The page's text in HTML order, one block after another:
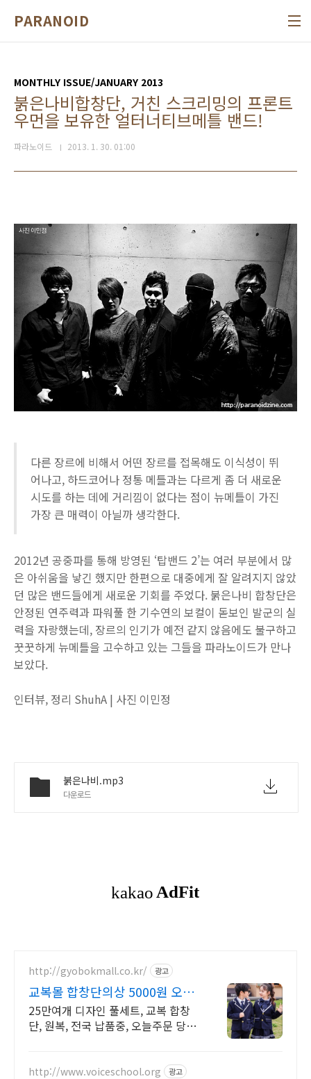
PARANOID
MONTHLY ISSUE/JANUARY 2013
붉은나비합창단, 거친 스크리밍의 프론트
우먼을 보유한 얼터너티브메틀 밴드!
파라노이드 2013. 1. 30. 01:00
다른 장르에 비해서 어떤 장르를 접목해도 이식성이 뛰
어나고, 하드코어나 정통 메틀과는 다르게 좀 더 새로운
시도를 하는 데에 거리낌이 없다는 점이 뉴메틀이 가진
가장 큰 매력이 아닐까 생각한다.
2012년 공중파를 통해 방영된 ‘탑밴드 2’는 여러 부분에서 많
은 아쉬움을 낳긴 했지만 한편으로 대중에게 잘 알려지지 않았
던 많은 밴드들에게 새로운 기회를 주었다. 붉은나비 합창단은
안정된 연주력과 파워풀 한 기수연의 보컬이 돋보인 발군의 실
력을 자랑했는데, 장르의 인기가 예전 같지 않음에도 불구하고
꿋꿋하게 뉴메틀을 고수하고 있는 그들을 파라노이드가 만나
보았다.
인터뷰, 정리 ShuhA | 사진 이민정
붉은나비.mp3
다운로드
http://gyobokmall.co.kr/ 광고
교복몰 합창단의상 5000원 오늘
배송 오늘도착 택배대여
25만여개 디자인 풀세트, 교복 합창
단, 원복, 전국 납품중, 오늘주문 당일
http://www.voiceschool.org 광고